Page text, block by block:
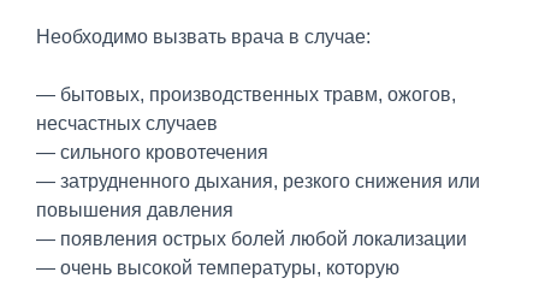
Необходимо вызвать врача в случае:
— бытовых, производственных травм, ожогов,
несчастных случаев
— сильного кровотечения
— затрудненного дыхания, резкого снижения или
повышения давления
— появления острых болей любой локализации
— очень высокой температуры, которую